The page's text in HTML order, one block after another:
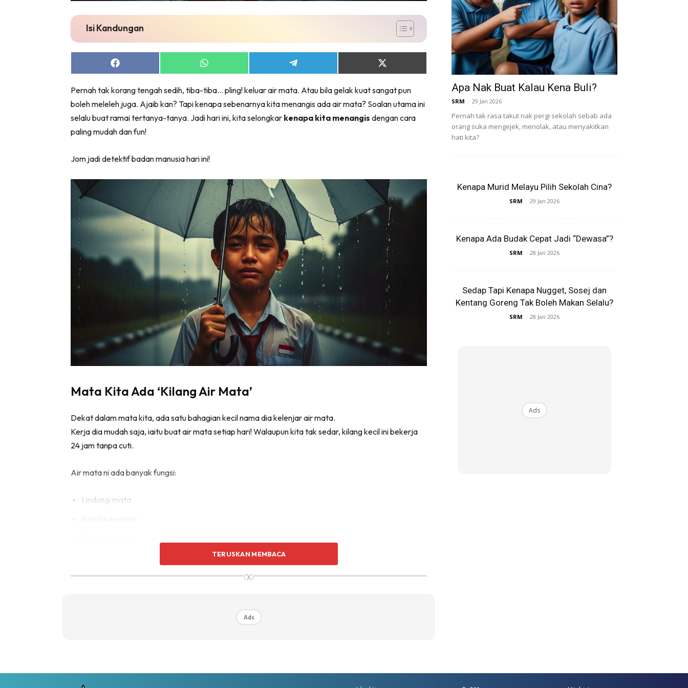
Isi Kandungan
Share
on
Share
on
Share
on
Share
on
(Twitter)
Pernah tak korang tengah sedih, tiba-tiba… pling! keluar air mata. Atau bila gelak kuat sangat pun
boleh meleleh juga. Ajaib kan? Tapi kenapa sebenarnya kita menangis ada air mata? Soalan utama ini
selalu buat ramai tertanya-tanya. Jadi hari ini, kita selongkar kenapa kita menangis dengan cara
paling mudah dan fun!
Jom jadi detektif badan manusia hari ini!
Mata Kita Ada ‘Kilang Air Mata’
Dekat dalam mata kita, ada satu bahagian kecil nama dia kelenjar air mata.
Kerja dia mudah saja, iaitu buat air mata setiap hari! Walaupun kita tak sedar, kilang kecil ini bekerja
24 jam tanpa cuti.
Air mata ni ada banyak fungsi:
Lindungi mata
Sebab tu kalau habuk masuk, mata kita terus berair macam nak menangis. Kelenjar air mata ni
memang pantas bertindak. Bila mata rasa tak selesa, terus dia keluarkan air mata refleks untuk
TERUSKAN MEMBACA
∞
Ads
Apa Nak Buat Kalau Kena Buli?
SRM - 29 Jan 2026
Pernah tak rasa takut nak pergi sekolah sebab ada
orang suka mengejek, menolak, atau menyakitkan
hati kita?
Kenapa Murid Melayu Pilih Sekolah Cina?
SRM - 29 Jan 2026
Kenapa Ada Budak Cepat Jadi “Dewasa”?
SRM - 28 Jan 2026
Sedap Tapi Kenapa Nugget, Sosej dan
Kentang Goreng Tak Boleh Makan Selalu?
SRM - 28 Jan 2026
Ads